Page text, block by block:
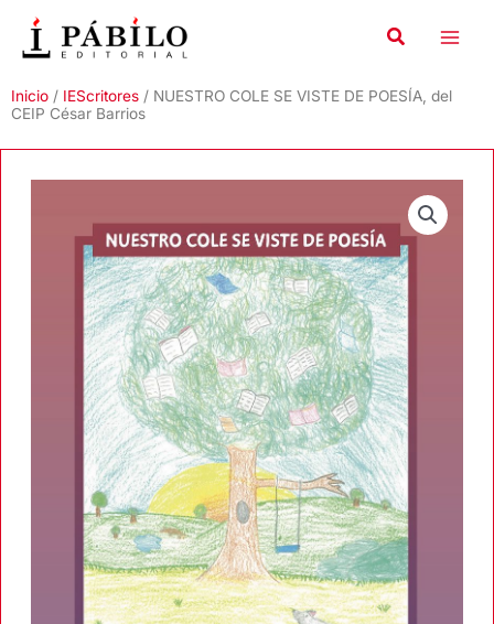
contenido
Inicio / IEScritores / NUESTRO COLE SE VISTE DE POESÍA, del
CEIP César Barrios